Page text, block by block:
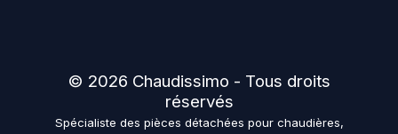
© 2026 Chaudissimo - Tous droits
réservés
Spécialiste des pièces détachées pour chaudières,